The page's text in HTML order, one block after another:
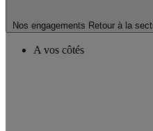
Nos engagements Retour à la
A vos côtés